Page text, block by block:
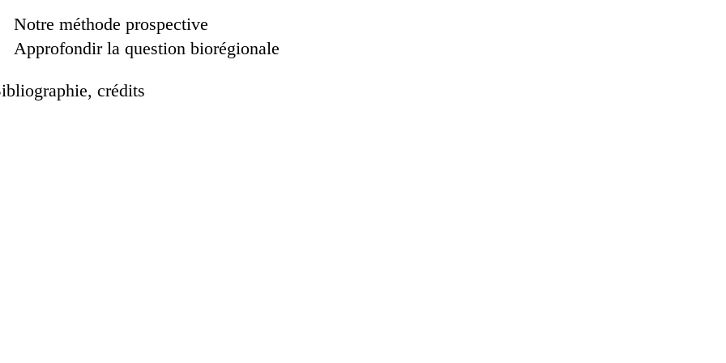
Notre méthode prospective
Approfondir la question biorégionale
crédits